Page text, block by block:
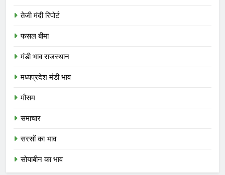
तेजी मंदी रिपोर्ट
फसल बीमा
मंडी भाव राजस्थान
मध्यप्रदेश मंडी भाव
मौसम
समाचार
सरसों का भाव
सोयाबीन का भाव